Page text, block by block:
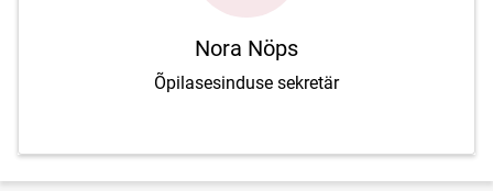
Nora Nöps
Õpilasesinduse sekretär